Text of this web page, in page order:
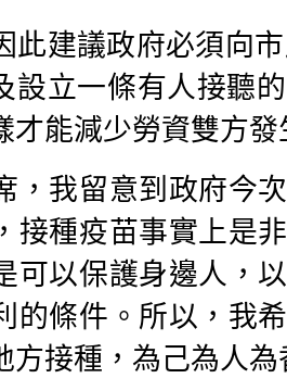
此建議政府必須向
設立一條有人接聽
才能減少勞資雙方
，我留意到政府今
接種疫苗事實上是
可以保護身邊人，
的條件。所以，我
方接種，為己為人